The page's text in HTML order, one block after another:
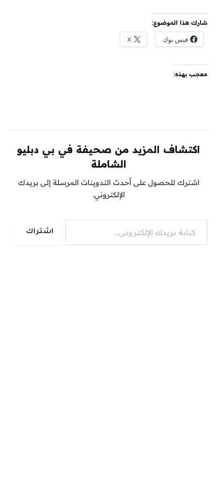
شارك هذا الموضوع:
فيس بوك X
معجب بهذه:
اكتشاف المزيد من صحيفة في بي دبليو
الشاملة
اشترك للحصول على أحدث التدوينات المرسلة إلى بريدك
الإلكتروني.
كتابة بريدك الإلكتروني...
اشتراك